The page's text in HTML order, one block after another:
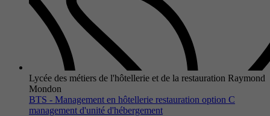
Lycée des métiers de l'hôtellerie et de la restauration Raymond
Mondon
BTS - Management en hôtellerie restauration option C
management d'unité d'hébergement